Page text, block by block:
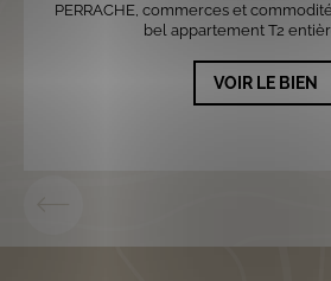
PERRACHE, commerces et
bel appartement T2
VOIR LE BIEN